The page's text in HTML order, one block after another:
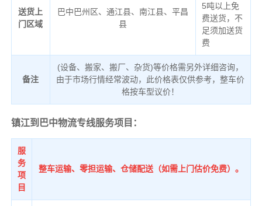
送货上
门区域
巴中巴州区、通江县、南江县、平昌
县
5吨以上免
费送货，不
足须加送货
费
备注
(设备、搬家、搬厂、杂货)等价格需另外详细咨询，
由于市场行情经常波动，此价格表仅供参考，整车价
格按车型议价！
镇江到巴中物流专线服务项目：
服
务
项
目
整车运输、零担运输、仓储配送（如需上门估价免费）。